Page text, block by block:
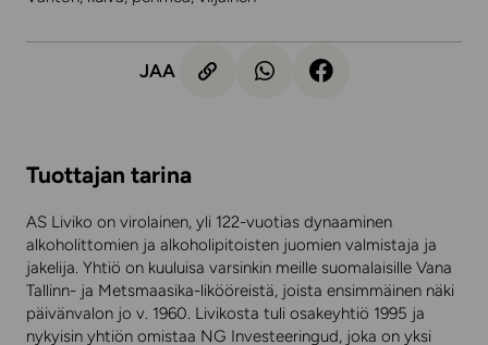
JAA
Tuottajan tarina
AS Liviko on virolainen, yli 122-vuotias dynaaminen
alkoholittomien ja alkoholipitoisten juomien valmistaja ja
jakelija. Yhtiö on kuuluisa varsinkin meille suomalaisille Vana
Tallinn- ja Metsmaasika-likööreistä, joista ensimmäinen näki
päivänvalon jo v. 1960. Livikosta tuli osakeyhtiö 1995 ja
nykyisin yhtiön omistaa NG Investeeringud, joka on yksi